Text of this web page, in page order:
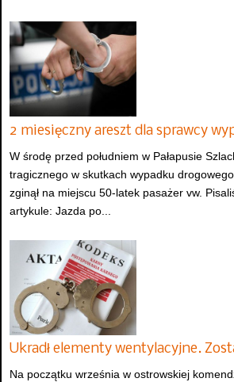
2 miesięczny areszt dla sprawcy
W środę przed południem w Pałapusie
tragicznego w skutkach wypadku
zginął na miejscu 50-latek pasażer vw.
artykule: Jazda po...
Ukradł elementy wentylacyjne.
Na początku września w ostrowskiej